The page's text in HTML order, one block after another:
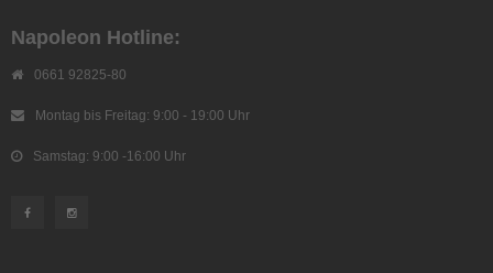
Napoleon Hotline:
0661 92825-80
Montag bis Freitag: 9:00 - 19:00 Uhr
Samstag: 9:00 -16:00 Uhr